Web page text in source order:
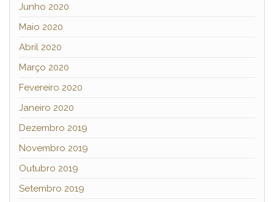
Junho 2020
Maio 2020
Abril 2020
Março 2020
Fevereiro 2020
Janeiro 2020
Dezembro 2019
Novembro 2019
Outubro 2019
Setembro 2019